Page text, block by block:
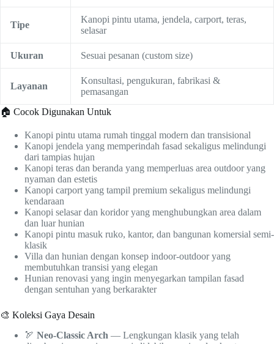
Tipe
Kanopi pintu utama, jendela, carport, teras,
selasar
Ukuran Sesuai pesanan (custom size)
Layanan
Konsultasi, pengukuran, fabrikasi &
pemasangan
🏠 Cocok Digunakan Untuk
Kanopi pintu utama rumah tinggal modern dan transisional
Kanopi jendela yang memperindah fasad sekaligus melindungi
dari tampias hujan
Kanopi teras dan beranda yang memperluas area outdoor yang
nyaman dan estetis
Kanopi carport yang tampil premium sekaligus melindungi
kendaraan
Kanopi selasar dan koridor yang menghubungkan area dalam
dan luar hunian
Kanopi pintu masuk ruko, kantor, dan bangunan komersial semi-
klasik
Villa dan hunian dengan konsep indoor-outdoor yang
membutuhkan transisi yang elegan
Hunian renovasi yang ingin menyegarkan tampilan fasad
dengan sentuhan yang berkarakter
🎨 Koleksi Gaya Desain
🏹 Neo-Classic Arch — Lengkungan klasik yang telah